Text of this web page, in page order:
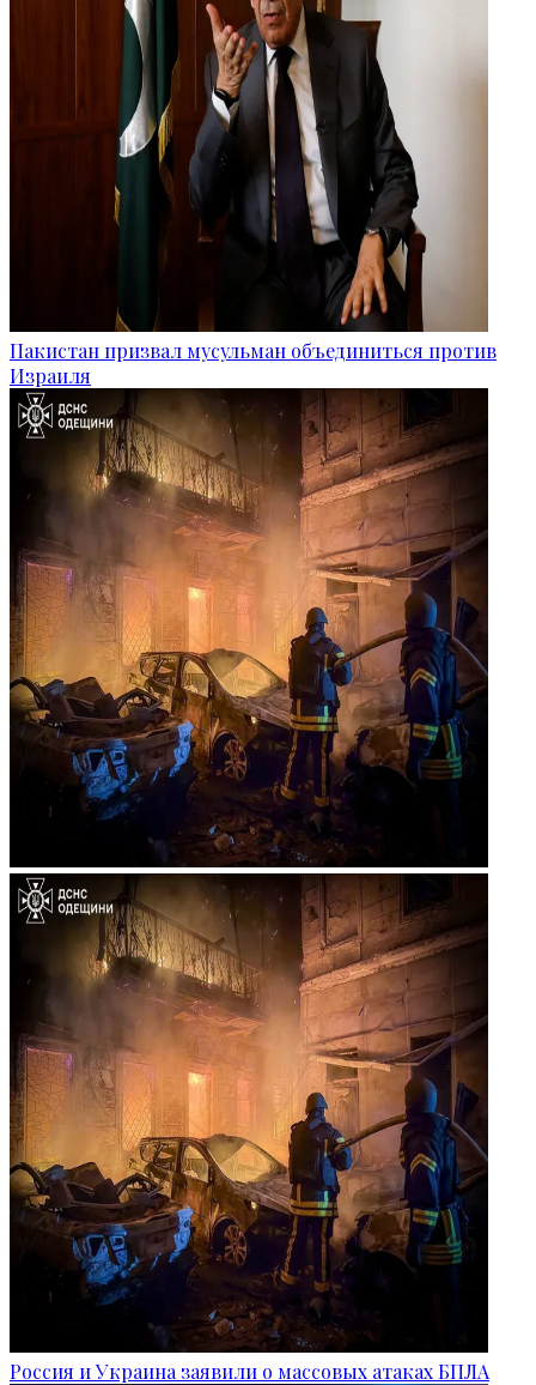
Пакистан призвал мусульман объединиться против
Израиля
Россия и Украина заявили о массовых атаках БПЛА